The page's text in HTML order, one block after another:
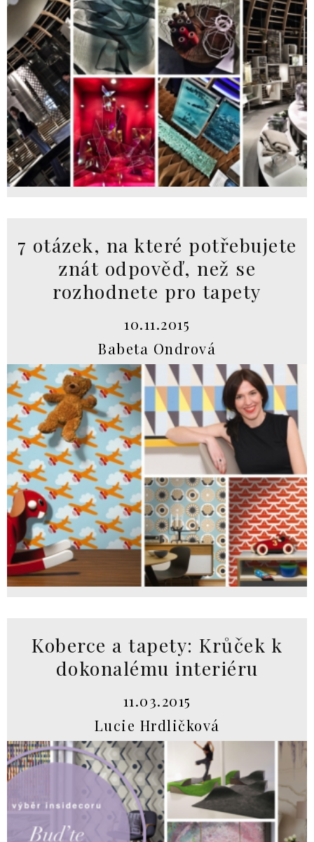
7 otázek, na které potřebujete
znát odpověď, než se
rozhodnete pro tapety
10.11.2015
Babeta Ondrová
Koberce a tapety: Krůček k
dokonalému interiéru
11.03.2015
Lucie Hrdličková